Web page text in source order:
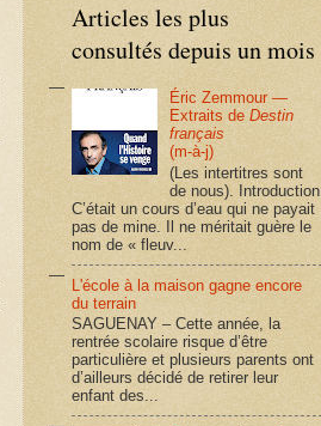
Articles les plus
consultés depuis un mois
Éric Zemmour —
Extraits deDestin
français
(m-à-j)
(Les intertitres sont
de nous). Introduction
C’était un cours d’eau qui ne payait
pas de mine. Il ne méritait guère le
nom de « fleuv...
L'école à la maison gagne encore
du terrain
SAGUENAY – Cette année, la
rentrée scolaire risque d’être
particulière et plusieurs parents ont
d’ailleurs décidé de retirer leur
enfant des...